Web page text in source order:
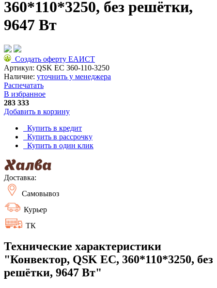
360*110*3250, без решётки,
9647 Вт
Создать оферту ЕАИСТ
Артикул: QSK EC 360-110-3250
Наличие: уточнить у менеджера
Распечатать
В избранное
283 333
Добавить в корзину
Купить в кредит
Купить в рассрочку
Купить в один клик
Доставка:
Самовывоз
Курьер
ТК
Технические характеристики
"Конвектор, QSK EC, 360*110*3250, без
решётки, 9647 Вт"